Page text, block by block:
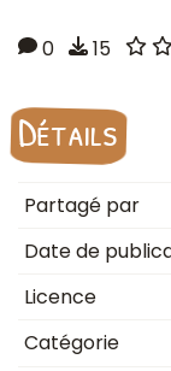
0 15
Détails
Partagé par
Date de
Licence
Catégorie